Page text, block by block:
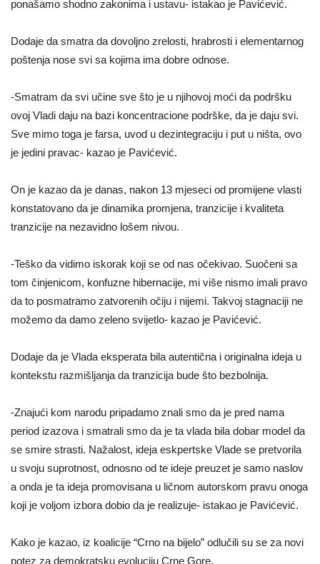
ponašamo shodno zakonima i ustavu- istakao je Pavićević.
Dodaje da smatra da dovoljno zrelosti, hrabrosti i elementarnog
poštenja nose svi sa kojima ima dobre odnose.
-Smatram da svi učine sve što je u njihovoj moći da podršku
ovoj Vladi daju na bazi koncentracione podrške, da je daju svi.
Sve mimo toga je farsa, uvod u dezintegraciju i put u ništa, ovo
je jedini pravac- kazao je Pavićević.
On je kazao da je danas, nakon 13 mjeseci od promijene vlasti
konstatovano da je dinamika promjena, tranzicije i kvaliteta
tranzicije na nezavidno lošem nivou.
-Teško da vidimo iskorak koji se od nas očekivao. Suočeni sa
tom činjenicom, konfuzne hibernacije, mi više nismo imali pravo
da to posmatramo zatvorenih očiju i nijemi. Takvoj stagnaciji ne
možemo da damo zeleno svijetlo- kazao je Pavićević.
Dodaje da je Vlada eksperata bila autentična i originalna ideja u
kontekstu razmišljanja da tranzicija bude što bezbolnija.
-Znajući kom narodu pripadamo znali smo da je pred nama
period izazova i smatrali smo da je ta vlada bila dobar model da
se smire strasti. Nažalost, ideja eskpertske Vlade se pretvorila
u svoju suprotnost, odnosno od te ideje preuzet je samo naslov
a onda je ta ideja promovisana u ličnom autorskom pravu onoga
koji je voljom izbora dobio da je realizuje- istakao je Pavićević.
Kako je kazao, iz koalicije “Crno na bijelo” odlučili su se za novi
potez za demokratsku evoluciju Crne Gore.